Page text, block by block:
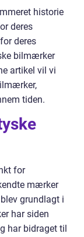
historie
deres
deres
bilmærker
artikel vil vi
tiden.
for
mærker
grundlagt i
har siden
har bidraget til